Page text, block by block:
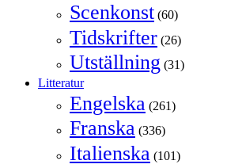
Scenkonst (60)
Tidskrifter (26)
Utställning (31)
Litteratur
Engelska (261)
Franska (336)
Italienska (101)